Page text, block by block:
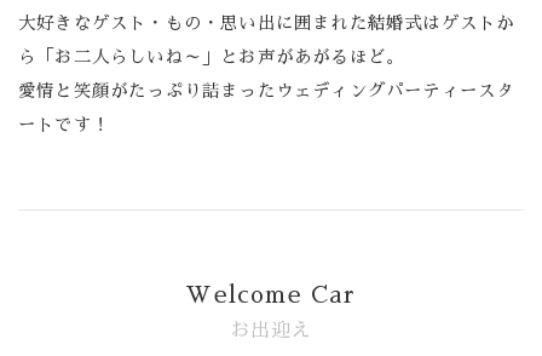
Movie
これから挙式を
Membership
大好きなゲスト・もの・思い出に囲まれた結婚式はゲストか
ら「お二人らしいね～」とお声があがるほど。
愛情と笑顔がたっぷり詰まったウェディングパーティースタ
ートです！
Welcome Car
お出迎え